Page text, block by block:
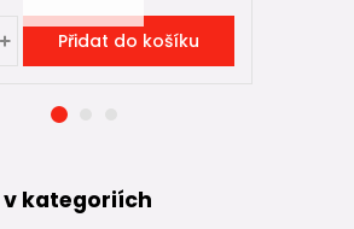
Přidat do košíku
v kategoriích